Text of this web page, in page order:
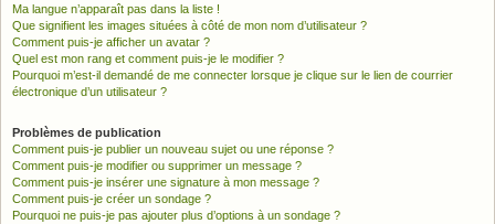
Ma langue n’apparaît pas dans la liste !
Que signifient les images situées à côté de mon nom d’utilisateur ?
Comment puis-je afficher un avatar ?
Quel est mon rang et comment puis-je le modifier ?
Pourquoi m’est-il demandé de me connecter lorsque je clique sur le lien de courrier
électronique d’un utilisateur ?
Problèmes de publication
Comment puis-je publier un nouveau sujet ou une réponse ?
Comment puis-je modifier ou supprimer un message ?
Comment puis-je insérer une signature à mon message ?
Comment puis-je créer un sondage ?
Pourquoi ne puis-je pas ajouter plus d’options à un sondage ?